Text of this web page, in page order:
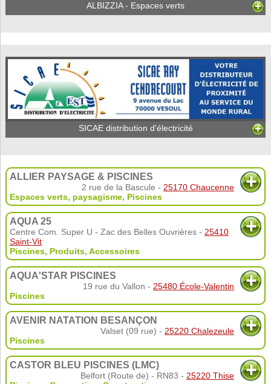
ALBIZZIA - Espaces verts
SICAE distribution d'électricité
ALLIER PAYSAGE & PISCINES
2 rue de la Bascule - 25170 Chaucenne
Espaces verts, paysagisme, Piscines
AQUA 25
Centre Com. Super U - Zac des Belles Ouvrières - 25410
Saint-Vit
Piscines, Produits, Accessoires
AQUA'STAR PISCINES
19 rue du Vallon - 25480 École-Valentin
Piscines
AVENIR NATATION BESANÇON
Valset (09 rue) - 25220 Chalezeule
Piscines
CASTOR BLEU PISCINES (LMC)
Belfort (Route de) - RN83 - 25220 Thise